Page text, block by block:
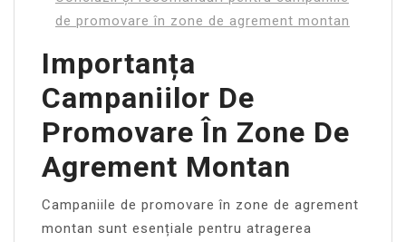
de promovare în zone de agrement montan
Importanța
Campaniilor De
Promovare În Zone De
Agrement Montan
Campaniile de promovare în zone de agrement
montan sunt esențiale pentru atragerea